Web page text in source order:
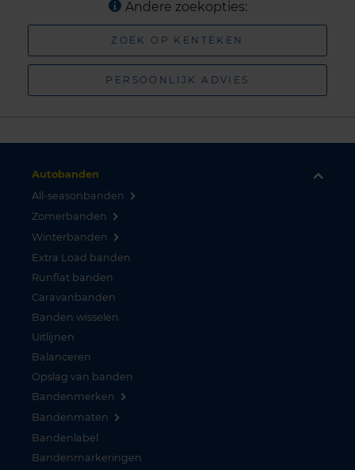
Andere zoekopties:
ZOEK OP KENTEKEN
PERSOONLIJK ADVIES
Autobanden
All-seasonbanden
Zomerbanden
Winterbanden
Extra Load banden
Runflat banden
Caravanbanden
Banden wisselen
Uitlijnen
Balanceren
Opslag van banden
Bandenmerken
Bandenmaten
Bandenlabel
Bandenmarkeringen